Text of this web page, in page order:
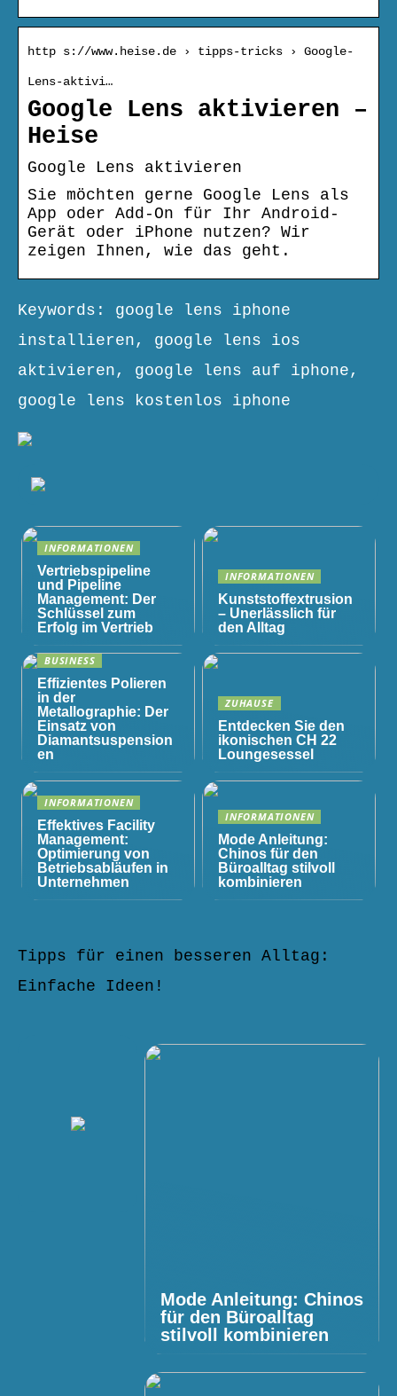
http s://www.heise.de › tipps-tricks › Google-
Lens-aktivi…
Google Lens aktivieren –
Heise
Google Lens aktivieren
Sie möchten gerne Google Lens als
App oder Add-On für Ihr Android-
Gerät oder iPhone nutzen? Wir
zeigen Ihnen, wie das geht.
Keywords: google lens iphone
installieren, google lens ios
aktivieren, google lens auf iphone,
google lens kostenlos iphone
INFORMATIONEN
Vertriebspipeline
und Pipeline
Management: Der
Schlüssel zum
Erfolg im Vertrieb
INFORMATIONEN
Kunststoffextrusion
– Unerlässlich für
den Alltag
BUSINESS
Effizientes Polieren
in der
Metallographie: Der
Einsatz von
Diamantsuspension
en
ZUHAUSE
Entdecken Sie den
ikonischen CH 22
Loungesessel
INFORMATIONEN
Effektives Facility
Management:
Optimierung von
Betriebsabläufen in
Unternehmen
INFORMATIONEN
Mode Anleitung:
Chinos für den
Büroalltag stilvoll
kombinieren
Tipps für einen besseren Alltag:
Einfache Ideen!
Mode Anleitung: Chinos
für den Büroalltag
stilvoll kombinieren